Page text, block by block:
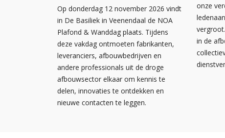
Op donderdag 12 november 2026 vindt
in De Basiliek in Veenendaal de NOA
Plafond & Wanddag plaats. Tijdens
deze vakdag ontmoeten fabrikanten,
leveranciers, afbouwbedrijven en
andere professionals uit de droge
afbouwsector elkaar om kennis te
delen, innovaties te ontdekken en
nieuwe contacten te leggen.
onze
in de